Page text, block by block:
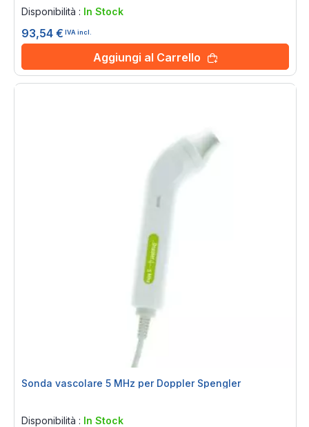
Disponibilità : In Stock
93,54 € IVA incl.
Aggiungi al Carrello
Sonda vascolare 5 MHz per Doppler Spengler
Disponibilità : In Stock